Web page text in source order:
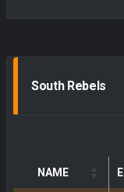
South Rebels
NAME